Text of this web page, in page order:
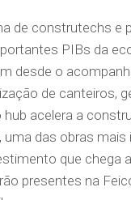
de construtechs e
PIBs da
desde o
de canteiros,
hub acelera a
uma das obras
que chega
presentes na